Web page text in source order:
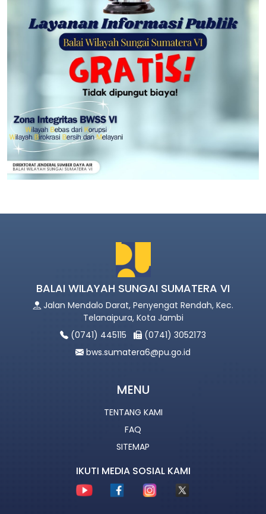
BALAI WILAYAH SUNGAI SUMATERA VI
Jalan Mendalo Darat, Penyengat Rendah, Kec.
Telanaipura, Kota Jambi
(0741) 445115
(0741) 3052173
bws.sumatera6@pu.go.id
MENU
TENTANG KAMI
FAQ
SITEMAP
IKUTI MEDIA SOSIAL KAMI